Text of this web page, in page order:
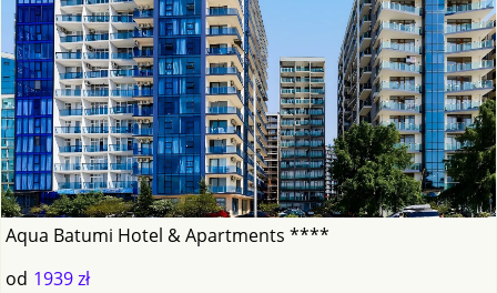
Aqua Batumi Hotel & Apartments ****
od 1939 zł